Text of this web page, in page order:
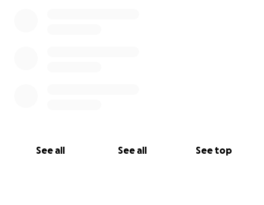
See all See all See top